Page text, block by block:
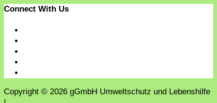
Connect With Us
Copyright © 2026 gGmbH Umweltschutz und Lebenshilfe